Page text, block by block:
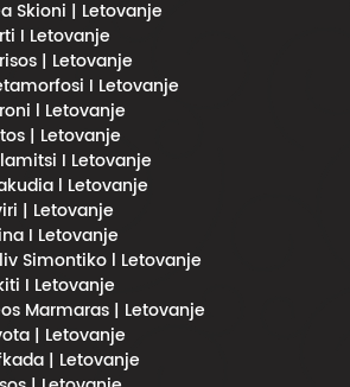
Skioni | Letovanje
I Letovanje
| Letovanje
I Letovanje
l Letovanje
| Letovanje
I Letovanje
l Letovanje
| Letovanje
I Letovanje
Simontiko l Letovanje
I Letovanje
Marmaras | Letovanje
| Letovanje
| Letovanje